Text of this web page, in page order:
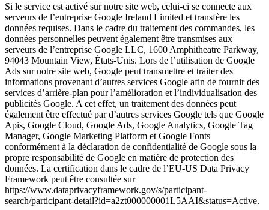
Si le service est activé sur notre site web, celui-ci se connecte aux
serveurs de l’entreprise Google Ireland Limited et transfère les
données requises. Dans le cadre du traitement des commandes, les
données personnelles peuvent également être transmises aux
serveurs de l’entreprise Google LLC, 1600 Amphitheatre Parkway,
94043 Mountain View, États-Unis. Lors de l’utilisation de Google
Ads sur notre site web, Google peut transmettre et traiter des
informations provenant d’autres services Google afin de fournir des
services d’arrière-plan pour l’amélioration et l’individualisation des
publicités Google. A cet effet, un traitement des données peut
également être effectué par d’autres services Google tels que Google
Apis, Google Cloud, Google Ads, Google Analytics, Google Tag
Manager, Google Marketing Platform et Google Fonts
conformément à la déclaration de confidentialité de Google sous la
propre responsabilité de Google en matière de protection des
données. La certification dans le cadre de l’EU-US Data Privacy
Framework peut être consultée sur
https://www.dataprivacyframework.gov/s/participant-
search/participant-detail?id=a2zt000000001L5AAI&status=Active.